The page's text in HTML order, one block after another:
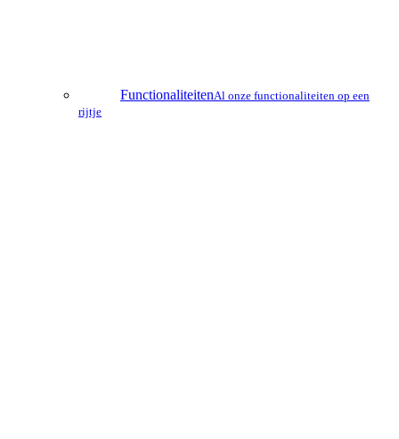
FunctionaliteitenAl onze functionaliteiten op een
rijtje